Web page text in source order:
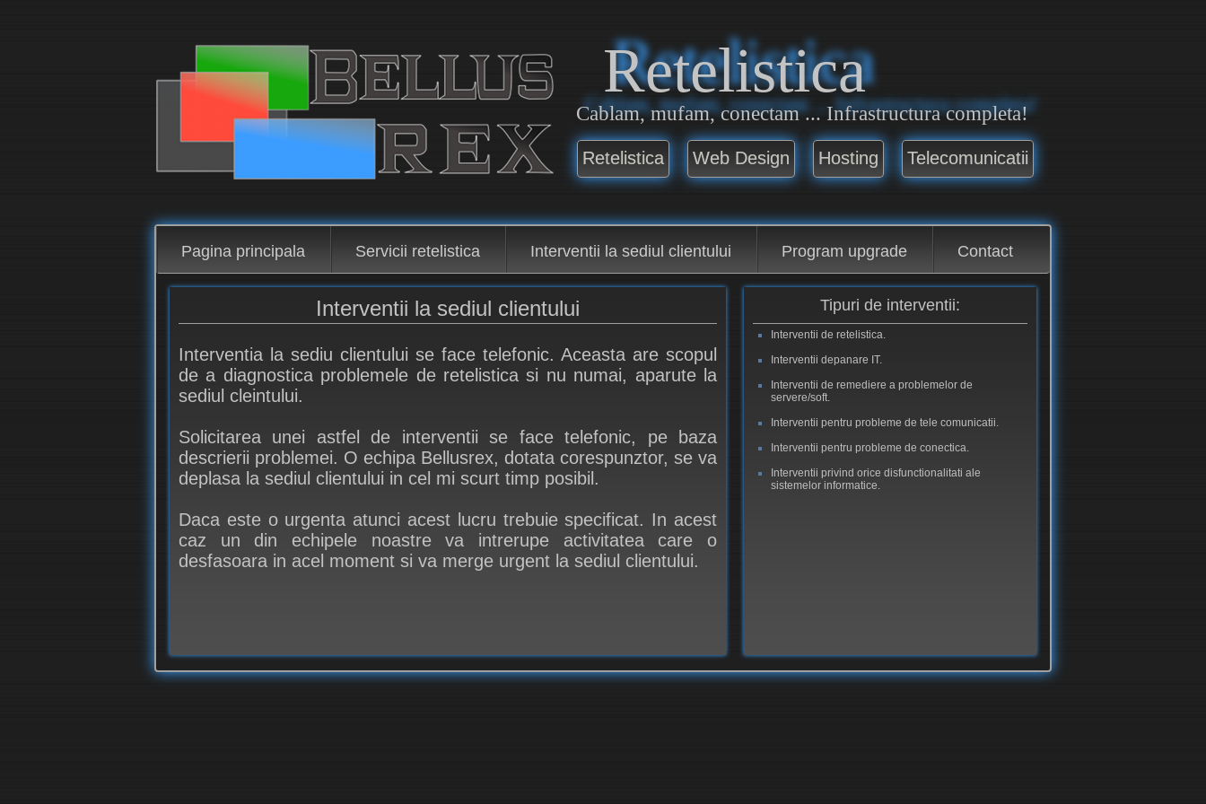
Retelistica
Cablam, mufam, conectam ... Infrastructura completa!
Telecomunicatii
Hosting
Web Design
Retelistica
Pagina principala Servicii retelistica Interventii la sediul clientului Program upgrade Contact
Interventii la sediul clientului
Interventia la sediu clientului se face telefonic. Aceasta are scopul
de a diagnostica problemele de retelistica si nu numai, aparute la
sediul cleintului.
Solicitarea unei astfel de interventii se face telefonic, pe baza
descrierii problemei. O echipa Bellusrex, dotata corespunztor, se va
deplasa la sediul clientului in cel mi scurt timp posibil.
Daca este o urgenta atunci acest lucru trebuie specificat. In acest
caz un din echipele noastre va intrerupe activitatea care o
desfasoara in acel moment si va merge urgent la sediul clientului.
Tipuri de interventii:
Interventii de retelistica.
Interventii depanare IT.
Interventii de remediere a problemelor de
servere/soft.
Interventii pentru probleme de tele comunicatii.
Interventii pentru probleme de conectica.
Interventii privind orice disfunctionalitati ale
sistemelor informatice.